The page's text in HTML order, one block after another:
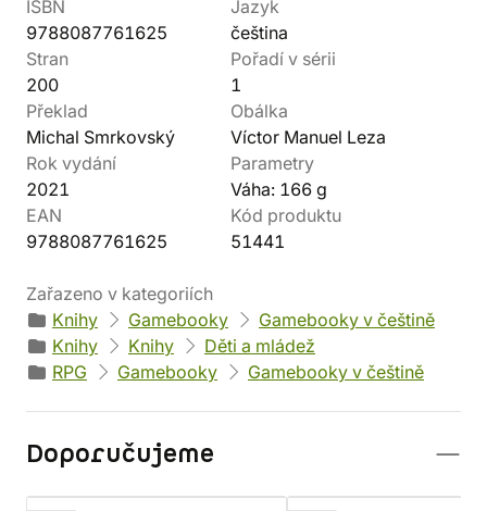
ISBN
9788087761625
Jazyk
čeština
Stran
200
Pořadí v sérii
1
Překlad
Michal Smrkovský
Obálka
Víctor Manuel Leza
Rok vydání
2021
Parametry
Váha: 166 g
EAN
9788087761625
Kód produktu
51441
Zařazeno v kategoriích
Knihy
Gamebooky
Gamebooky v češtině
Knihy
Knihy
Děti a mládež
RPG
Gamebooky Gamebooky v češtině
Doporučujeme